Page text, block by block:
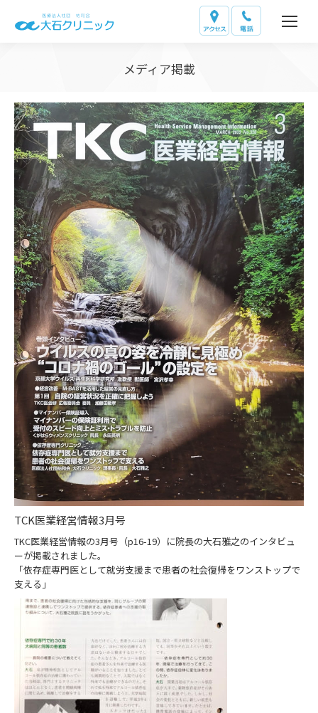
メディア掲載
TCK医業経営情報3月号
TKC医業経営情報の3月号（p16-19）に院長の大石雅之のインタビュ
ーが掲載されました。
「依存症専門医として就労支援まで患者の社会復帰をワンストップで
支える」